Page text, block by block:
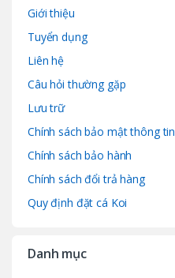
Giới thiệu
Tuyển dụng
Liên hệ
Câu hỏi thường gặp
Lưu trữ
Chính sách bảo mật thông tin
Chính sách bảo hành
Chính sách đổi trả hàng
Quy định đặt cá Koi
Danh mục